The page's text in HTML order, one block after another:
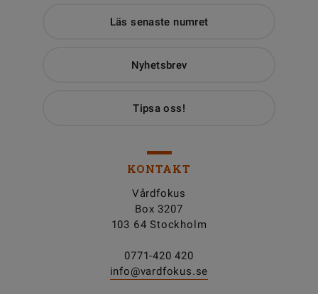
Läs senaste numret
Nyhetsbrev
Tipsa oss!
KONTAKT
Vårdfokus
Box 3207
103 64 Stockholm
0771-420 420
info@vardfokus.se